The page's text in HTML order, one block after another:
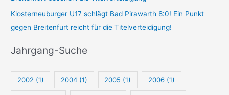
Klosterneuburger U17 schlägt Bad Pirawarth 8:0! Ein Punkt
gegen Breitenfurt reicht für die Titelverteidigung!
Jahrgang-Suche
2002 (1) 2004 (1) 2005 (1) 2006(1)
-
S
u
h
e
p
u
n
t
-